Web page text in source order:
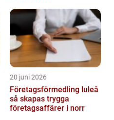
20 juni 2026
Företagsförmedling luleå
så skapas trygga
företagsaffärer i norr